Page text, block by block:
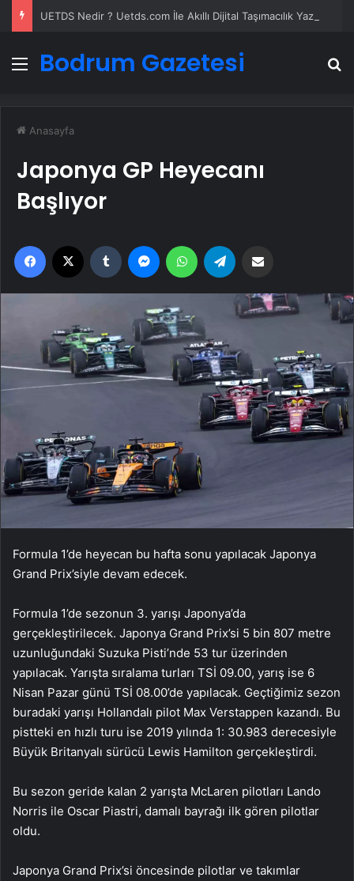
Menü
Bodrum Gazetesi
Anasayfa
Japonya GP Heyecanı
Başlıyor
Facebook Tumblr MessengerWhatsApp
Formula 1’de heyecan bu hafta sonu yapılacak Japonya
Grand Prix’siyle devam edecek.
Formula 1’de sezonun 3. yarışı Japonya’da
gerçekleştirilecek. Japonya Grand Prix’si 5 bin 807 metre
uzunluğundaki Suzuka Pisti’nde 53 tur üzerinden
yapılacak. Yarışta sıralama turları TSİ 09.00, yarış ise 6
Nisan Pazar günü TSİ 08.00’de yapılacak. Geçtiğimiz sezon
buradaki yarışı Hollandalı pilot Max Verstappen kazandı. Bu
pistteki en hızlı turu ise 2019 yılında 1: 30.983 derecesiyle
Büyük Britanyalı sürücü Lewis Hamilton gerçekleştirdi.
Bu sezon geride kalan 2 yarışta McLaren pilotları Lando
Norris ile Oscar Piastri, damalı bayrağı ilk gören pilotlar
oldu.
Japonya Grand Prix’si öncesinde pilotlar ve takımlar